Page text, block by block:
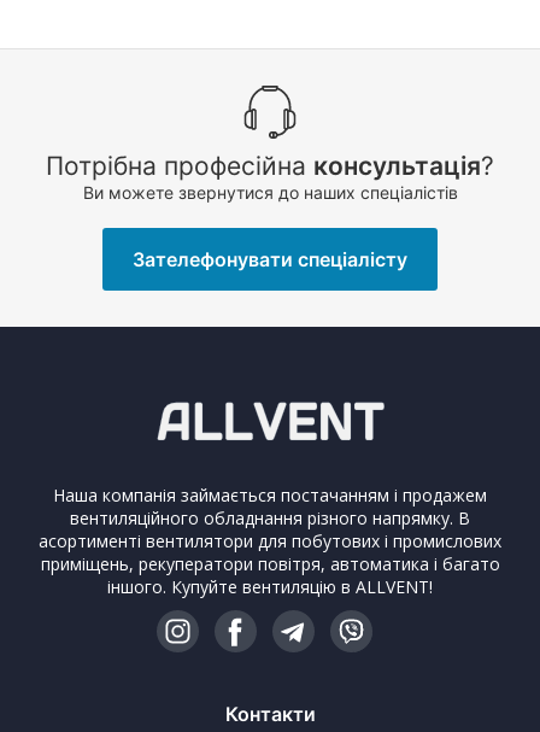
Потрібна професійна консультація?
Ви можете звернутися до наших спеціалістів
Зателефонувати спеціалісту
Наша компанія займається постачанням і продажем
вентиляційного обладнання різного напрямку. В
асортименті вентилятори для побутових і промислових
приміщень, рекуператори повітря, автоматика і багато
іншого. Купуйте вентиляцію в ALLVENT!
Контакти